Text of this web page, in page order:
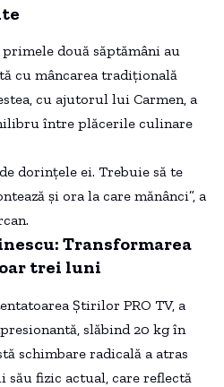
două săptămâni au
cu mâncarea tradițională
cu ajutorul lui Carmen, a
între plăcerile culinare
dorințele ei. Trebuie să te
și ora la care mănânci”, a
Transformarea
trei luni
Știrilor PRO TV, a
slăbind 20 kg în
schimbare radicală a atras
său fizic actual, care reflectă